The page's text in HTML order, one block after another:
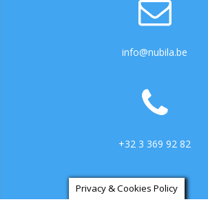
info@nubila.be
+32 3 369 92 82
Privacy & Cookies Policy